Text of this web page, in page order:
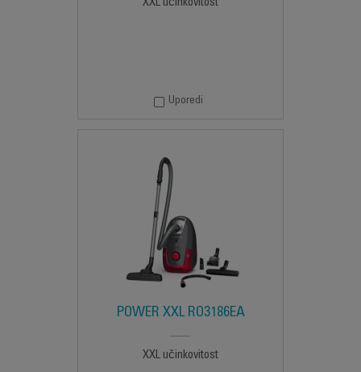
XXL učinkovitost
Uporedi
POWER XXL RO3186EA
XXL učinkovitost